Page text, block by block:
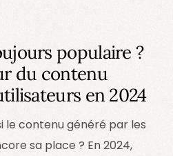
populaire ?
du contenu
en 2024
le contenu généré par les
sa place ? En 2024,